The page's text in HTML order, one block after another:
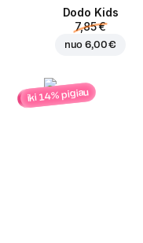
Dodo Kids
7,85 €
nuo6,00 €
iki 14% pigiau